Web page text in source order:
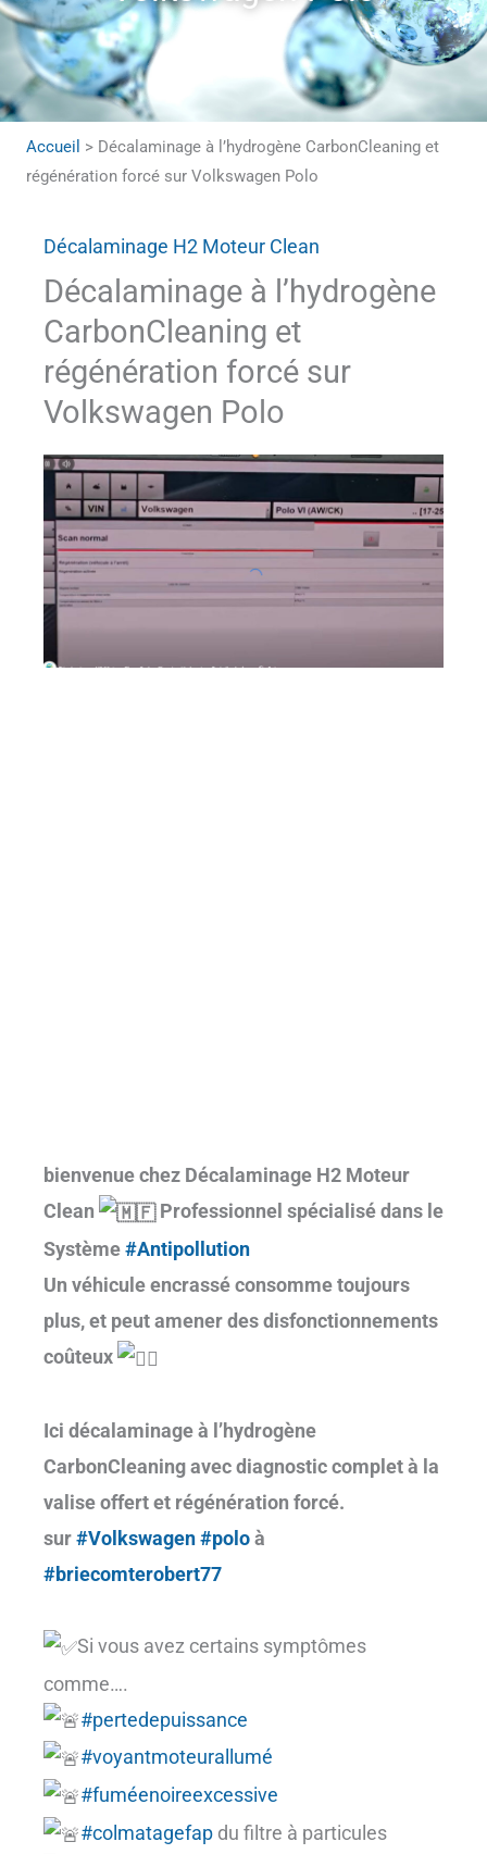
Accueil > Décalaminage à l’hydrogène CarbonCleaning et
régénération forcé sur Volkswagen Polo
Décalaminage H2 Moteur Clean
Décalaminage à l’hydrogène
CarbonCleaning et
régénération forcé sur
Volkswagen Polo
bienvenue chez Décalaminage H2 Moteur
Clean
Professionnel spécialisé dans le
Système#Antipollution
Un véhicule encrassé consomme toujours
plus, et peut amener des disfonctionnements
coûteux
Ici décalaminage à l’hydrogène
CarbonCleaning avec diagnostic complet à la
valise offert et régénération forcé.
sur#Volkswagen#poloà
#briecomterobert77
Si vous avez certains symptômes
comme….
#pertedepuissance
#voyantmoteurallumé
#fuméenoireexcessive
#colmatagefap du filtre à particules